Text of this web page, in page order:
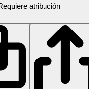
atribución